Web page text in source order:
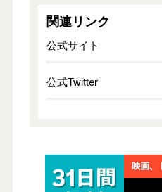
関連リンク
公式サイト
公式Twitter